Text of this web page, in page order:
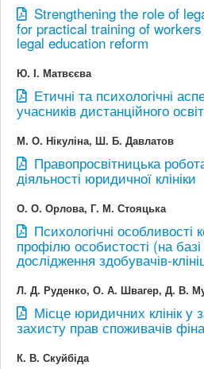
Strengthening the role of
for practical training of
legal education reform
Ю. І. Матвєєва
Етичні та психологічні
учасників дистанційного
М. О. Нікуліна, Ш. Б. Давлатов
Правопросвітницька
діяльності юридичної клініки
О. О. Орлова, Г. М. Стояцька
Психологічні особливості
профілю особистості (на
дослідження здобувачів-
Л. Д. Руденко, О. А. Швагер, Д. В.
Місце юридичних клінік у
захисту прав споживачів
К. В. Скуйбіда